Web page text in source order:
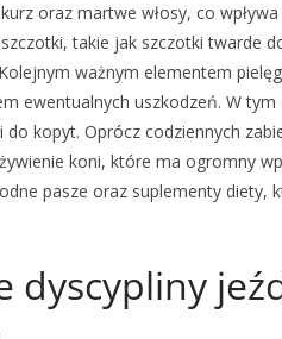
oraz martwe włosy, co
takie jak szczotki twarde
ważnym elementem
ewentualnych uszkodzeń. W
kopyt. Oprócz codziennych
koni, które ma ogromny
pasze oraz suplementy diety,
dyscypliny